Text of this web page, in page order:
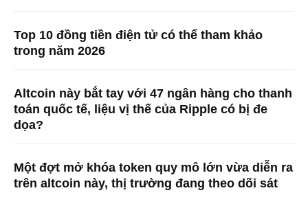
Top 10 đồng tiền điện tử có thể tham khảo
trong năm 2026
Altcoin này bắt tay với 47 ngân hàng cho thanh
toán quốc tế, liệu vị thế của Ripple có bị đe
dọa?
Một đợt mở khóa token quy mô lớn vừa diễn ra
trên altcoin này, thị trường đang theo dõi sát